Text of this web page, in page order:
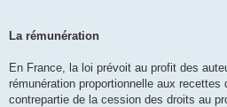
La rémunération
En France, la loi prévoit au profit des
rémunération proportionnelle aux
contrepartie de la cession des droits au